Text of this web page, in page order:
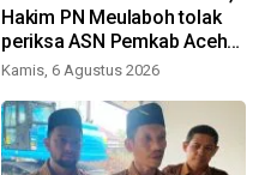
Hakim PN Meulaboh tolak
periksa ASN Pemkab Aceh
Barat
Kamis, 6 Agustus 2026